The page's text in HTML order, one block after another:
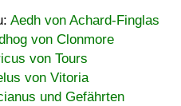
Aedh von Achard-Finglas
von Clonmore
von Tours
von Vitoria
und Gefährten